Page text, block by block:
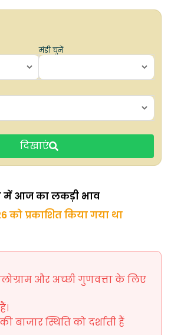
मंडी चुनें
दिखाएं
में आज का लकड़ी भाव
को प्रकाशित किया गया था
और अच्छी गुणवत्ता के लिए
स्थिति को दर्शाती हैं